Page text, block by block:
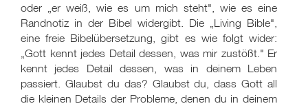
oder „er weiß, wie es um mich steht", wie es eine
Randnotiz in der Bibel widergibt. Die „Living Bible",
eine freie Bibelübersetzung, gibt es wie folgt wider:
„Gott kennt jedes Detail dessen, was mir zustößt." Er
kennt jedes Detail dessen, was in deinem Leben
passiert. Glaubst du das? Glaubst du, dass Gott all
die kleinen Details der Probleme, denen du in deinem